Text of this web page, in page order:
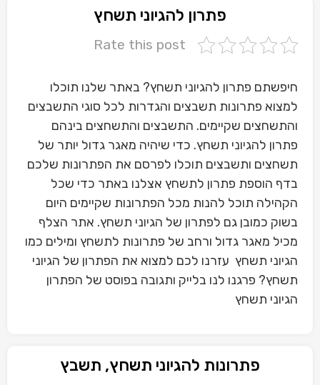
פתרון להגיוני תשחץ
Rate this post
חיפשתם פתרון להגיוני תשחץ? באתר שלנו תוכלו
למצוא פתרונות תשבצים והגדרות לכל סוגי התשבצים
והתשחצים שקיימים. התשבצים והתשחצים בינהם
פתרון להגיוני תשחץ. כדי שיהיה מאגר גדול יותר של
תשחצים ותשבצים תוכלו לפרסם את הפתרונות שלכם
בדף הוספת פתרון לתשחץ אצלנו באתר כדי שכל
הקהילה תוכל להנות מכל הפתרונות שקיימים היום
בשוק כמובן גם לפתרון של הגיוני תשחץ. אתר הצלף
מכיל מאגר גדול ורחב של פתרונות לתשחץ ומילים כמו
הגיוני תשחץ עזרנו לכם למצוא את הפתרון של הגיוני
תשחץ? פרגנו לנו בלייק ותגובה בפוסט של הפתרון
הגיוני תשחץ
פתרונות להגיוני תשחץ, תשבץ